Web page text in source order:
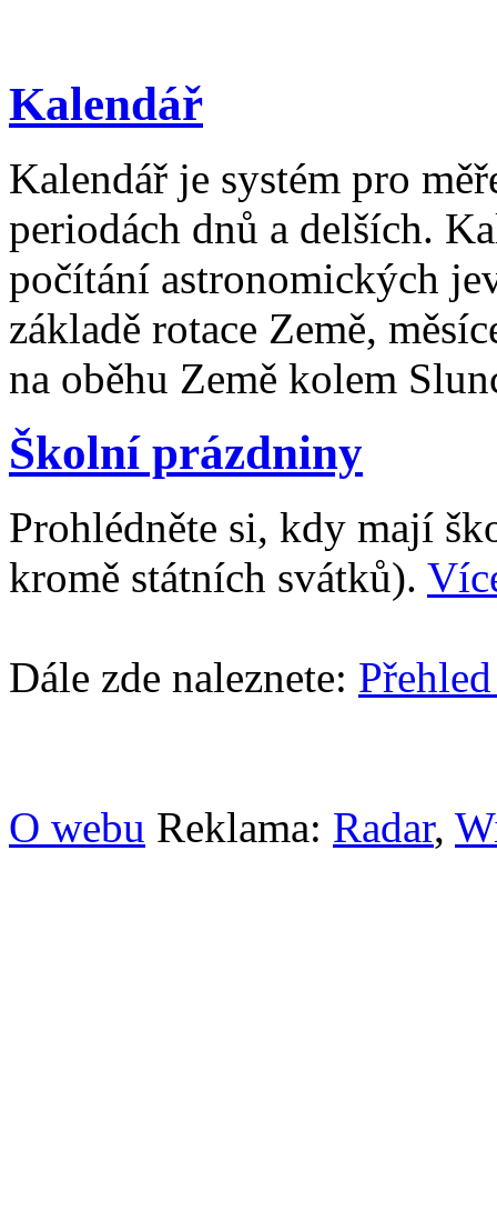
Kalendář
Kalendář je systém pro
periodách dnů a delších.
počítání astronomických
základě rotace Země,
na oběhu Země kolem
Školní prázdniny
Prohlédněte si, kdy mají
kromě státních svátků).
Dále zde naleznete:
O webu Reklama: Radar,